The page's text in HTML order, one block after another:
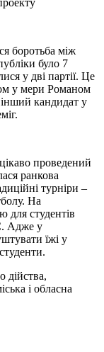
боротьба між
було 7
у дві партії. Це
у мери Романом
кандидат у
проведений
ранкова
турніри –
На
для студентів
Адже у
їжі у
дійства,
і обласна